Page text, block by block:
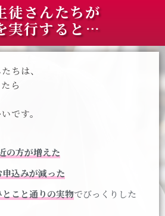
徒さんたちが
実行すると…
ちは、
ら
です。
の方が増えた
込みが減った
こと通りの実物でびっくりした